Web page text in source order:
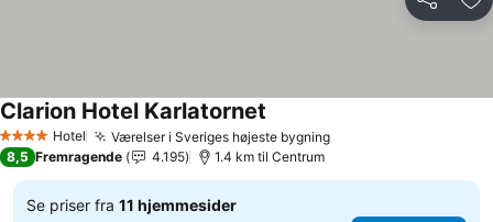
Del
4 StjernerHotel Værelser i Sveriges højeste bygningSe priser
Clarion Hotel Karlatornet
8,5 Fremragende 4.195 1.4 km til Centrum
Se priser fra 11 hjemmesider